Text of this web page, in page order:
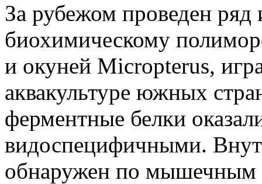
За рубежом проведен ряд
биохимическому
и окуней Micropterus,
аквакультуре южных
ферментные белки
видоспецифичными.
обнаружен по мышечным